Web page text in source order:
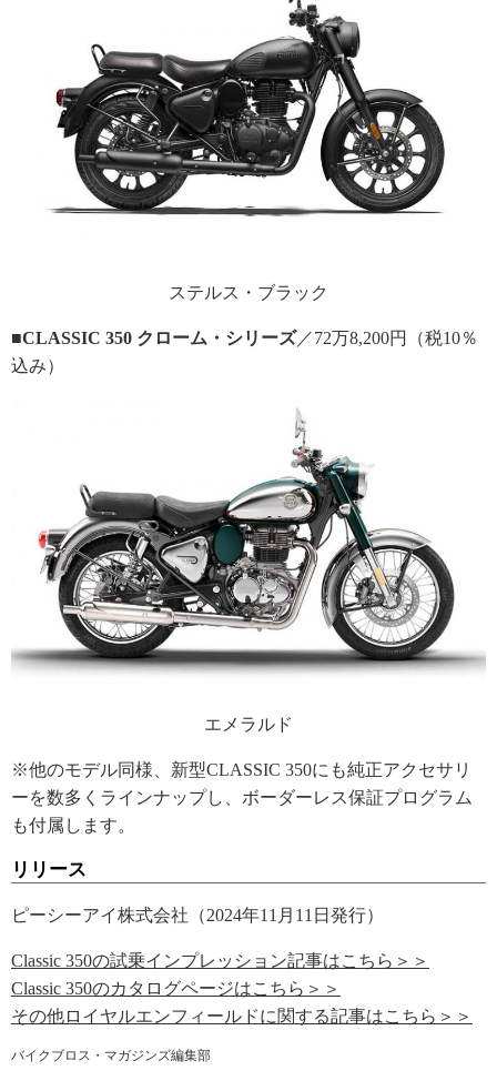
ステルス・ブラック
■CLASSIC 350 クローム・シリーズ／72万8,200円（税10％
込み）
エメラルド
※他のモデル同様、新型CLASSIC 350にも純正アクセサリ
ーを数多くラインナップし、ボーダーレス保証プログラム
も付属します。
リリース
ピーシーアイ株式会社（2024年11月11日発行）
Classic 350の試乗インプレッション記事はこちら＞＞
Classic 350のカタログページはこちら＞＞
その他ロイヤルエンフィールドに関する記事はこちら＞＞
バイクブロス・マガジンズ編集部